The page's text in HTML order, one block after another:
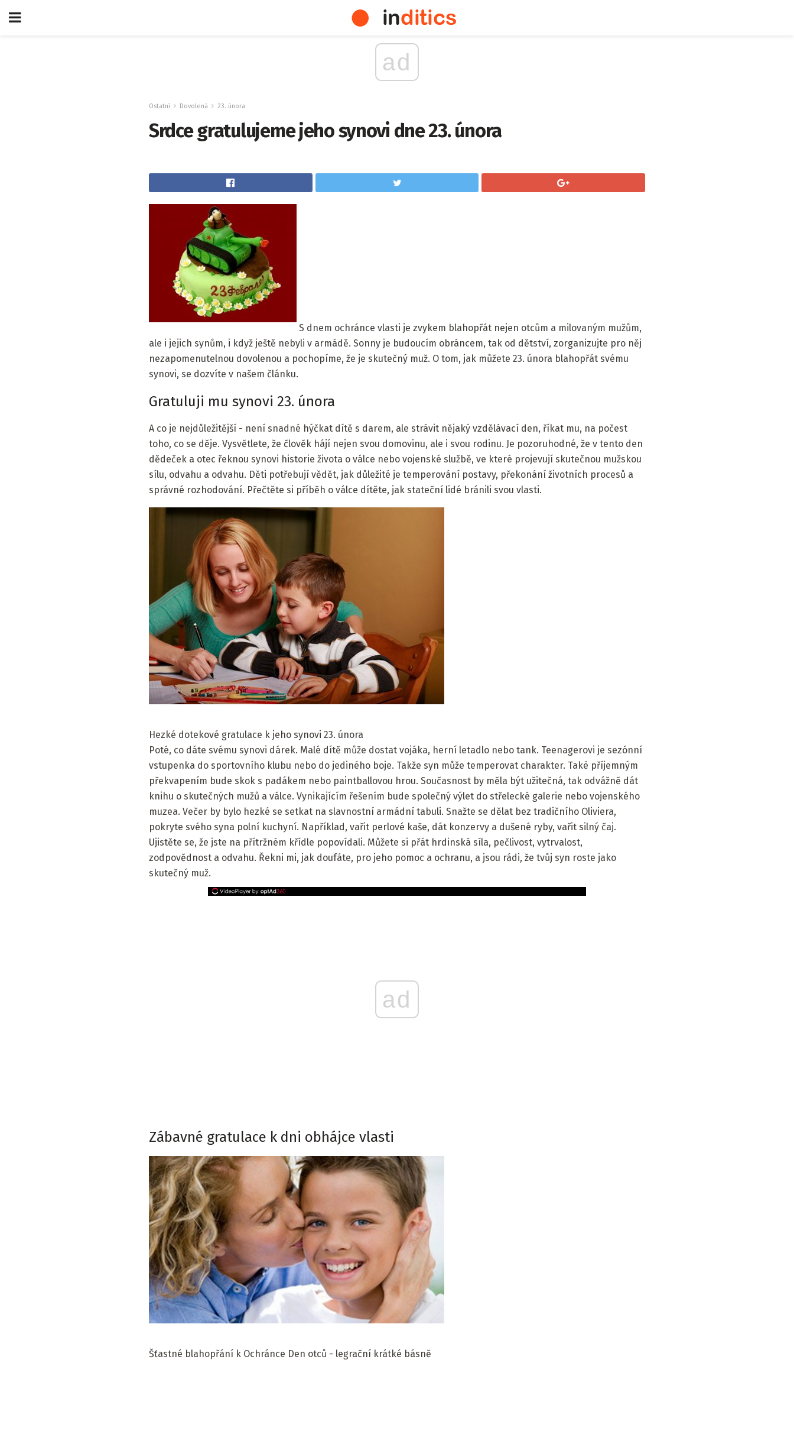
ad
Ostatní Dovolená 23. února
Srdce gratulujeme jeho synovi dne 23. února
S dnem ochránce vlasti je zvykem blahopřát nejen otcům a milovaným mužům,
ale i jejich synům, i když ještě nebyli v armádě. Sonny je budoucím obráncem, tak od dětství, zorganizujte pro něj
nezapomenutelnou dovolenou a pochopíme, že je skutečný muž. O tom, jak můžete 23. února blahopřát svému
synovi, se dozvíte v našem článku.
Gratuluji mu synovi 23. února
A co je nejdůležitější - není snadné hýčkat dítě s darem, ale strávit nějaký vzdělávací den, říkat mu, na počest
toho, co se děje. Vysvětlete, že člověk hájí nejen svou domovinu, ale i svou rodinu. Je pozoruhodné, že v tento den
dědeček a otec řeknou synovi historie života o válce nebo vojenské službě, ve které projevují skutečnou mužskou
sílu, odvahu a odvahu. Děti potřebují vědět, jak důležité je temperování postavy, překonání životních procesů a
správné rozhodování. Přečtěte si příběh o válce dítěte, jak stateční lidé bránili svou vlasti.
Hezké dotekové gratulace k jeho synovi 23. února
Poté, co dáte svému synovi dárek. Malé dítě může dostat vojáka, herní letadlo nebo tank. Teenagerovi je sezónní
vstupenka do sportovního klubu nebo do jediného boje. Takže syn může temperovat charakter. Také příjemným
překvapením bude skok s padákem nebo paintballovou hrou. Současnost by měla být užitečná, tak odvážně dát
knihu o skutečných mužů a válce. Vynikajícím řešením bude společný výlet do střelecké galerie nebo vojenského
muzea. Večer by bylo hezké se setkat na slavnostní armádní tabuli. Snažte se dělat bez tradičního Oliviera,
pokryte svého syna polní kuchyní. Například, vařit perlové kaše, dát konzervy a dušené ryby, vařit silný čaj.
Ujistěte se, že jste na přítržném křídle popovídali. Můžete si přát hrdinská síla, pečlivost, vytrvalost,
zodpovědnost a odvahu. Řekni mi, jak doufáte, pro jeho pomoc a ochranu, a jsou rádi, že tvůj syn roste jako
skutečný muž.
ad
Zábavné gratulace k dni obhájce vlasti
Šťastné blahopřání k Ochránce Den otců - legrační krátké básně